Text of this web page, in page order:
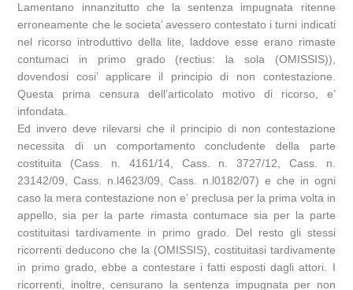
Lamentano innanzitutto che la sentenza impugnata ritenne
erroneamente che le societa’ avessero contestato i turni indicati
nel ricorso introduttivo della lite, laddove esse erano rimaste
contumaci in primo grado (rectius: la sola (OMISSIS)),
dovendosi cosi’ applicare il principio di non contestazione.
Questa prima censura dell’articolato motivo di ricorso, e’
infondata.
Ed invero deve rilevarsi che il principio di non contestazione
necessita di un comportamento concludente della parte
costituita (Cass. n. 4161/14, Cass. n. 3727/12, Cass. n.
23142/09, Cass. n.l4623/09, Cass. n.l0182/07) e che in ogni
caso la mera contestazione non e’ preclusa per la prima volta in
appello, sia per la parte rimasta contumace sia per la parte
costituitasi tardivamente in primo grado. Del resto gli stessi
ricorrenti deducono che la (OMISSIS), costituitasi tardivamente
in primo grado, ebbe a contestare i fatti esposti dagli attori. I
ricorrenti, inoltre, censurano la sentenza impugnata per non